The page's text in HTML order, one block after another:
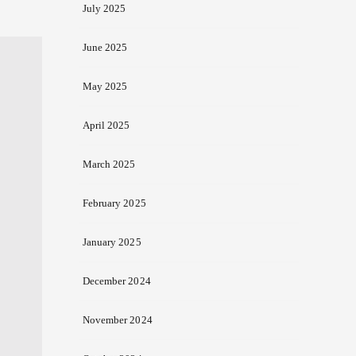
July 2025
June 2025
May 2025
April 2025
March 2025
February 2025
January 2025
December 2024
November 2024